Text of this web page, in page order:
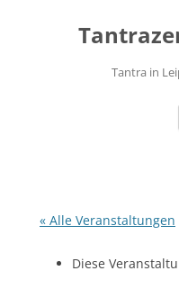
Tantra in
« Alle Veranstaltungen
Diese